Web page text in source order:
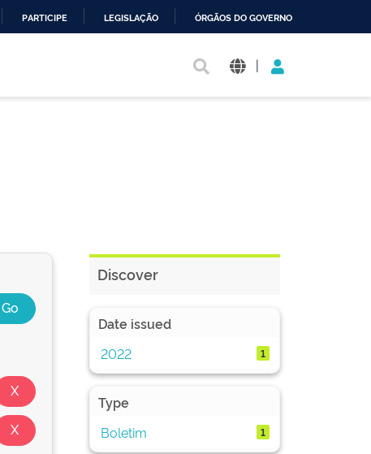
PARTICIPE LEGISLAÇÃO ÓRGÃOS DO GOVERNO
|
Discover
Date issued
2022
1
Type
Boletim
1